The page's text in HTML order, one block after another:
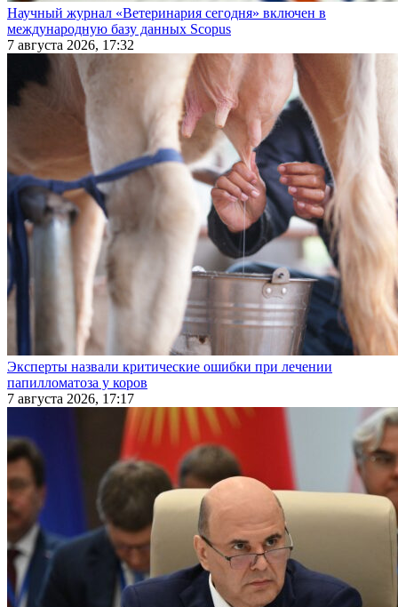
Научный журнал «Ветеринария сегодня» включен в
международную базу данных Scopus
7 августа 2026, 17:32
Эксперты назвали критические ошибки при лечении
папилломатоза у коров
7 августа 2026, 17:17